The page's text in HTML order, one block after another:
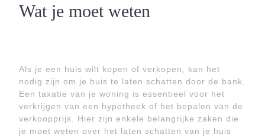
Wat je moet weten
Als je een huis wilt kopen of verkopen, kan het
nodig zijn om je huis te laten schatten door de bank.
Een taxatie van je woning is essentieel voor het
verkrijgen van een hypotheek of het bepalen van de
verkoopprijs. Hier zijn enkele belangrijke zaken die
je moet weten over het laten schatten van je huis